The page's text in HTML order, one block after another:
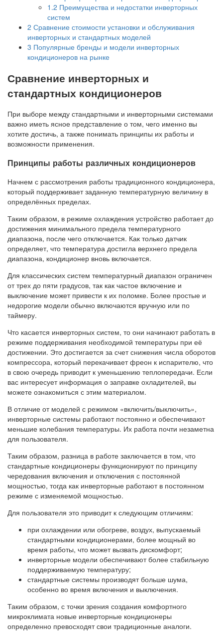
1.2 Преимущества и недостатки инверторных
систем
2 Сравнение стоимости установки и обслуживания
инверторных и стандартных моделей
3 Популярные бренды и модели инверторных
кондиционеров на рынке
Сравнение инверторных и
стандартных кондиционеров
При выборе между стандартными и инверторными системами
важно иметь ясное представление о том, чего именно вы
хотите достичь, а также понимать принципы их работы и
возможности применения.
Принципы работы различных кондиционеров
Начнем с рассмотрения работы традиционного кондиционера,
который поддерживает заданную температурную величину в
определённых пределах.
Таким образом, в режиме охлаждения устройство работает до
достижения минимального предела температурного
диапазона, после чего отключается. Как только датчик
определяет, что температура достигла верхнего предела
диапазона, кондиционер вновь включается.
Для классических систем температурный диапазон ограничен
от трех до пяти градусов, так как частое включение и
выключение может привести к их поломке. Более простые и
недорогие модели обычно включаются вручную или по
таймеру.
Что касается инверторных систем, то они начинают работать в
режиме поддерживания необходимой температуры при её
достижении. Это достигается за счет снижения числа оборотов
компрессора, который перекачивает фреон к испарителю, что
в свою очередь приводит к уменьшению теплопередачи. Если
вас интересует информация о заправке охладителей, вы
можете ознакомиться с этим материалом.
В отличие от моделей с режимом «включить/выключить»,
инверторные системы работают постоянно и обеспечивают
меньшие колебания температуры. Их работа почти незаметна
для пользователя.
Таким образом, разница в работе заключается в том, что
стандартные кондиционеры функционируют по принципу
чередования включения и отключения с постоянной
мощностью, тогда как инверторные работают в постоянном
режиме с изменяемой мощностью.
Для пользователя это приводит к следующим отличиям:
при охлаждении или обогреве, воздух, выпускаемый
стандартными кондиционерами, более мощный во
время работы, что может вызвать дискомфорт;
инверторные модели обеспечивают более стабильную
поддерживаемую температуру;
стандартные системы производят больше шума,
особенно во время включения и выключения.
Таким образом, с точки зрения создания комфортного
микроклимата новые инверторные кондиционеры
определенно превосходят свои традиционные аналоги.